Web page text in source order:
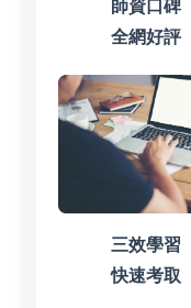
師資口碑
全網好評
三效學習
快速考取